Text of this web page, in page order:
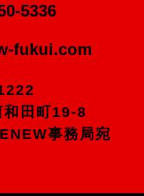
5336
fukui.com
和田町19-8
事務局宛